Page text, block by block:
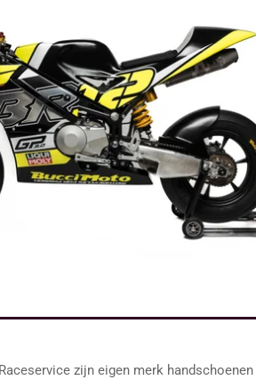
zijn eigen merk